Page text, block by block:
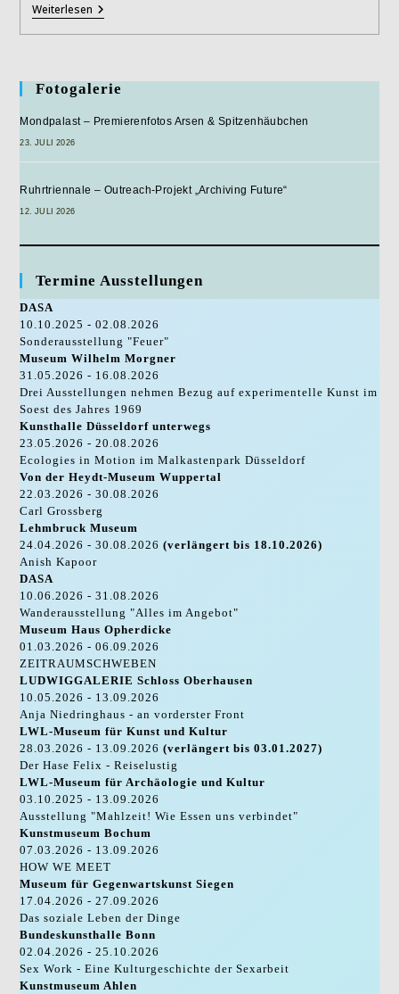
WeiterlesenLWL-
Museumstour:
Entdeckungsreise
18
LWL-
Fotogalerie
Mondpalast – Premierenfotos Arsen & Spitzenhäubchen
23. JULI 2026
Ruhrtriennale – Outreach-Projekt „Archiving Future“
12. JULI 2026
Termine Ausstellungen
DASA
10.10.2025 - 02.08.2026
Sonderausstellung "Feuer"
Museum Wilhelm Morgner
31.05.2026 - 16.08.2026
Drei Ausstellungen nehmen Bezug auf experimentelle Kunst im
Soest des Jahres 1969
Kunsthalle Düsseldorf unterwegs
23.05.2026 - 20.08.2026
Ecologies in Motion im Malkastenpark Düsseldorf
Von der Heydt-Museum Wuppertal
22.03.2026 - 30.08.2026
Carl Grossberg
Lehmbruck Museum
24.04.2026 - 30.08.2026(verlängert bis 18.10.2026)
Anish Kapoor
DASA
10.06.2026 - 31.08.2026
Wanderausstellung "Alles im Angebot"
Museum Haus Opherdicke
01.03.2026 - 06.09.2026
ZEITRAUMSCHWEBEN
LUDWIGGALERIE Schloss Oberhausen
10.05.2026 - 13.09.2026
Anja Niedringhaus - an vorderster Front
LWL-Museum für Kunst und Kultur
28.03.2026 - 13.09.2026(verlängert bis 03.01.2027)
Der Hase Felix - Reiselustig
LWL-Museum für Archäologie und Kultur
03.10.2025 - 13.09.2026
Ausstellung "Mahlzeit! Wie Essen uns verbindet"
Kunstmuseum Bochum
07.03.2026 - 13.09.2026
HOW WE MEET
Museum für Gegenwartskunst Siegen
17.04.2026 - 27.09.2026
Das soziale Leben der Dinge
Bundeskunsthalle Bonn
02.04.2026 - 25.10.2026
Sex Work - Eine Kulturgeschichte der Sexarbeit
Kunstmuseum Ahlen